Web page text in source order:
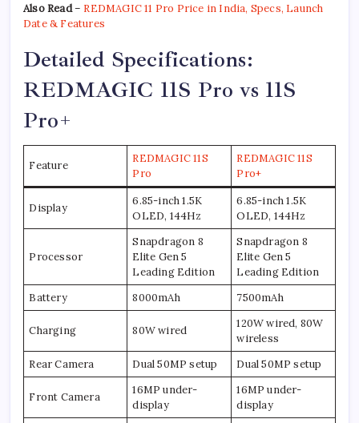
Also Read– REDMAGIC 11 Pro Price in India, Specs, Launch
Date & Features
Detailed Specifications:
REDMAGIC 11S Pro vs 11S
Pro+
Feature
REDMAGIC 11S
Pro
REDMAGIC 11S
Pro+
Display
6.85-inch 1.5K
OLED, 144Hz
6.85-inch 1.5K
OLED, 144Hz
Processor
Snapdragon 8
Elite Gen 5
Leading Edition
Snapdragon 8
Elite Gen 5
Leading Edition
Battery
8000mAh 7500mAh
Charging 80W wired
120W wired, 80W
wireless
Rear Camera
Dual 50MP setup Dual 50MP setup
Front Camera
16MP under-
display
16MP under-
display